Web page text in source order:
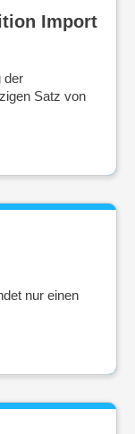
Import
der
Satz von
nur einen